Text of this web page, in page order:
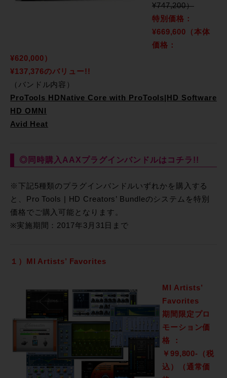
¥747,200）
特別価格：
¥669,600（本体
価格：
¥620,000）
¥137,376のバリュー!!
（バンドル内容）
ProTools HDNative Core with ProTools|HD Software
HD OMNI
Avid Heat
◎同時購入AAXプラグインバンドルはコチラ!!
※下記5種類のプラグインバンドルいずれかを購入する
と、Pro Tools | HD Creators’ Bundleのシステムを特別
価格でご購入可能となります。
※実施期間：2017年3月31日まで
１）MI Artists’ Favorites
MI Artists’
Favorites
期間限定プロ
モーション価
格 ：
￥99,800-
（税
込）（通常価